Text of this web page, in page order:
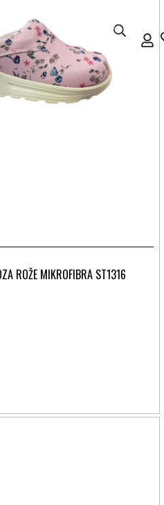
ROŽE MIKROFIBRA ST1316